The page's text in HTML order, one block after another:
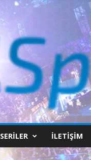
SERILER İLETIŞIM